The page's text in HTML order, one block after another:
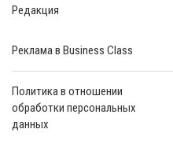
Редакция
Реклама в Business Class
Политика в отношении
обработки персональных
данных